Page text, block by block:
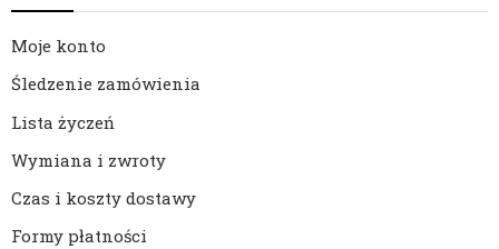
Moje konto
Śledzenie zamówienia
Lista życzeń
Wymiana i zwroty
Czas i koszty dostawy
Formy płatności